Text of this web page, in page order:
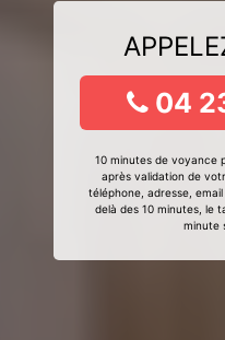
04
10 minutes de voyance
après validation de
téléphone, adresse,
delà des 10 minutes, le
minute